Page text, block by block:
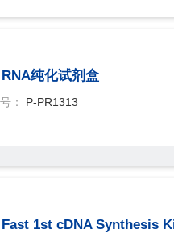
纯化试剂盒
： P-PR1313
1st cDNA Synthesis